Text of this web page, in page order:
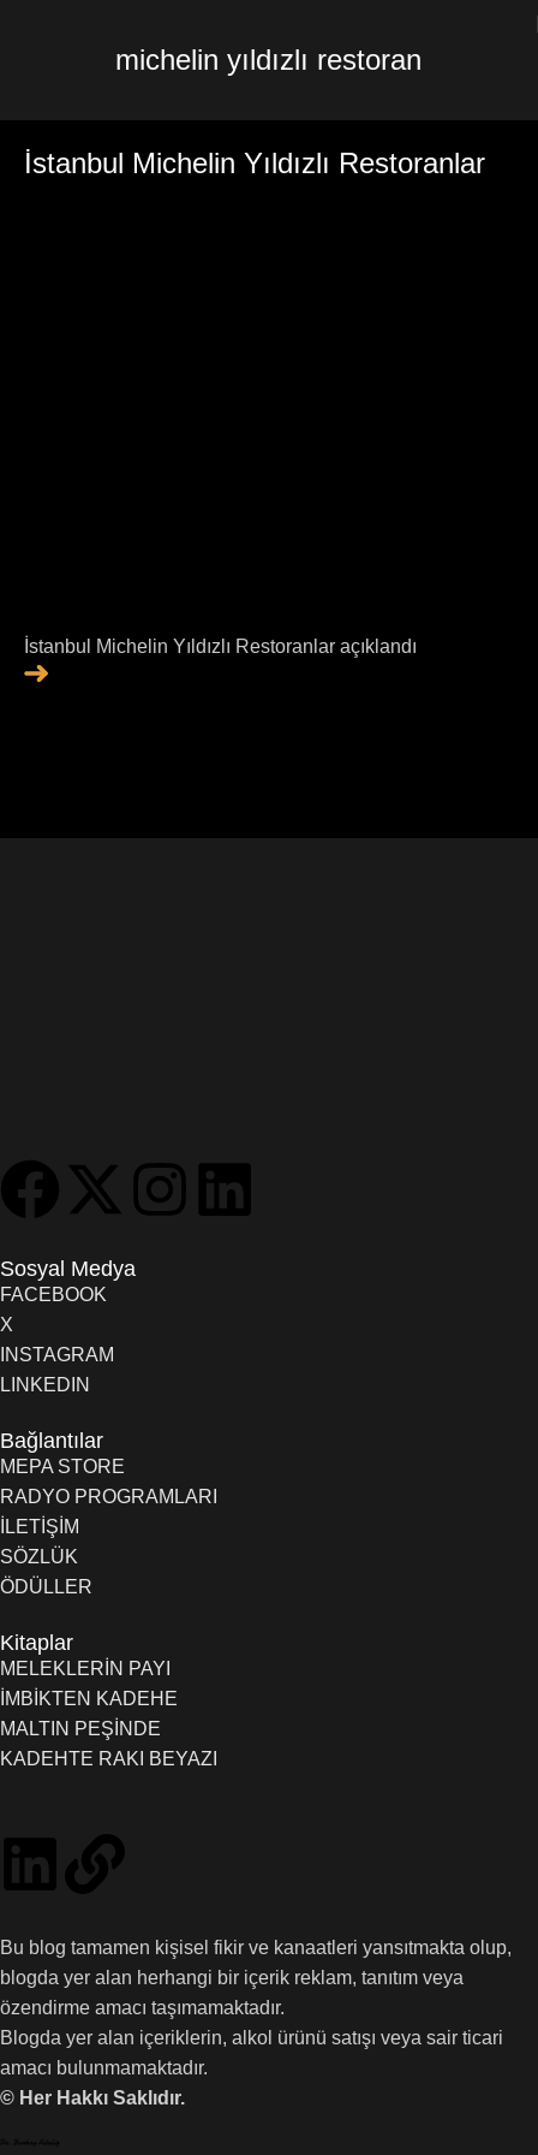
michelin yıldızlı restoran
İstanbul Michelin Yıldızlı Restoranlar
İstanbul Michelin Yıldızlı Restoranlar açıklandı
Sosyal Medya
FACEBOOK
X
INSTAGRAM
LINKEDIN
Bağlantılar
MEPA STORE
RADYO PROGRAMLARI
İLETİŞİM
SÖZLÜK
ÖDÜLLER
Kitaplar
MELEKLERİN PAYI
İMBİKTEN KADEHE
MALTIN PEŞİNDE
KADEHTE RAKI BEYAZI
Bu blog tamamen kişisel fikir ve kanaatleri yansıtmakta olup,
blogda yer alan herhangi bir içerik reklam, tanıtım veya
özendirme amacı taşımamaktadır.
Blogda yer alan içeriklerin, alkol ürünü satışı veya sair ticari
amacı bulunmamaktadır.
© Her Hakkı Saklıdır.